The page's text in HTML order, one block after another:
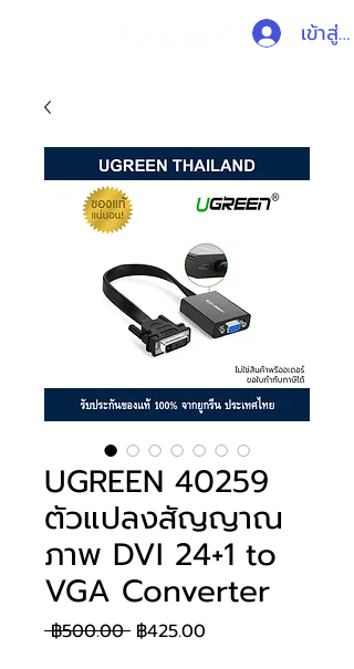
เข้าสู่ร
UGREEN 40259
ตัวแปลงสัญญาณ
ภาพ DVI 24+1 to
VGA Converter
฿500.00 ราคา
฿425.00